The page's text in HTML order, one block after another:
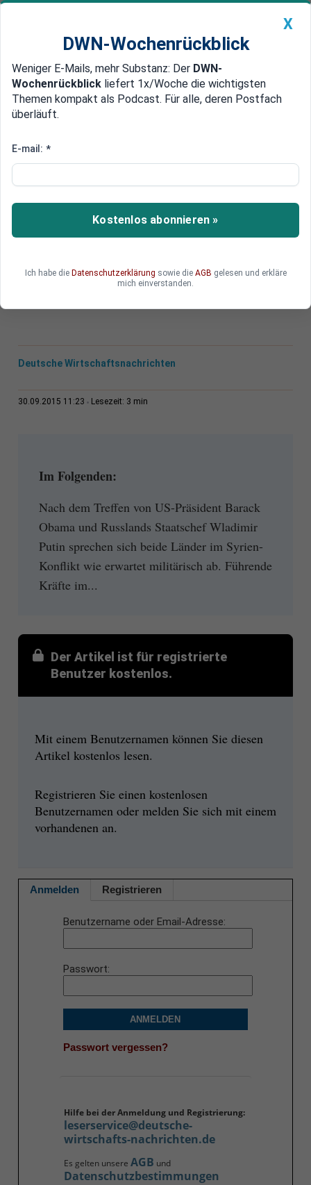
Newsticker MEIN DWN: Geldanlage Premium
Edelmetalle DWN-Magazin China
Militär-Kooperation in Syrien
USA und Russland bilden neue
Allianz, EU will mehr Flüchtlinge
aufnehmen
Die USA und Russland kooperieren in Syrien. Das
Zivilbevölkerung. Die EU verspricht den
Kriegsparteien, das Flüchtlingsproblem zu lösen.
Deutsche Wirtschaftsnachrichten
30.09.2015 11:23 Lesezeit: 3 min
Im Folgenden:
Nach dem Treffen von US-Präsident Barack
Obama und Russlands Staatschef Wladimir
Putin sprechen sich beide Länder im Syrien-
Konflikt wie erwartet militärisch ab. Führende
Kräfte im...
Der Artikel ist für registrierte
Benutzer kostenlos.
Mit einem Benutzernamen können Sie diesen
Artikel kostenlos lesen.
Registrieren Sie einen kostenlosen
Benutzernamen oder melden Sie sich mit einem
vorhandenen an.
Anmelden Registrieren
Benutzername oder Email-Adresse
Passwort
ANMELDEN
Passwort vergessen?
Hilfe bei der Anmeldung und Registrierung:
leserservice@deutsche-
wirtschafts-nachrichten.de
Es gelten unsere AGB und
Datenschutzbestimmungen
X
DWN-Wochenrückblick
Weniger E-Mails, mehr Substanz: Der DWN-
Wochenrückblick liefert 1x/Woche die wichtigsten
Themen kompakt als Podcast. Für alle, deren Postfach
überläuft.
E-mail: *
Kostenlos abonnieren »
Ich habe die Datenschutzerklärung sowie die AGB gelesen und erkläre
mich einverstanden.